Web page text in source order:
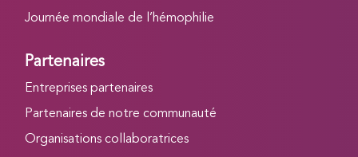
Journée mondiale de l’hémophilie
Partenaires
Entreprises partenaires
Partenaires de notre communauté
Organisations collaboratrices